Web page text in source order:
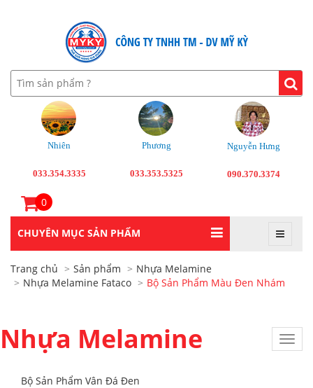
Nhiên
033.354.3335
Phương
033.353.5325
Nguyễn Hưng
090.370.3374
0
CHUYÊN MỤC SẢN PHẨM
Trang chủ Sản phẩm
Nhựa Melamine
Nhựa Melamine Fataco
Bộ Sản Phẩm Màu Đen Nhám
Nhựa Melamine
Bộ Sản Phẩm Vân Đá Đen